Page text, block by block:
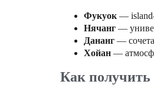
Фукуок —
Нячанг —
Дананг —
Хойан —
Как